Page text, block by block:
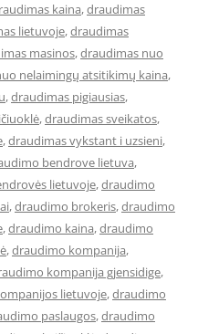
kaina,draudimas
lietuvoje,draudimas
masinos,draudimas nuo
nelaimingų atsitikimų kaina,
,draudimas pigiausias,
,draudimas sveikatos,
,draudimas vykstant i uzsieni,
bendrove lietuva,
lietuvoje,draudimo
,draudimo brokeris,draudimo
,draudimo kaina,draudimo
,draudimo kompanija,
kompanija gjensidige,
lietuvoje,draudimo
paslaugos,draudimo